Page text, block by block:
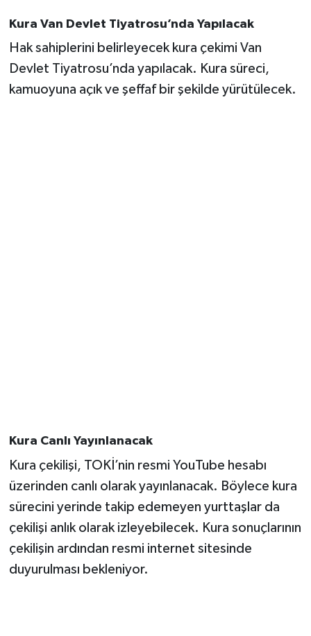
Kura Van Devlet Tiyatrosu’nda Yapılacak
Hak sahiplerini belirleyecek kura çekimi Van
Devlet Tiyatrosu’nda yapılacak. Kura süreci,
kamuoyuna açık ve şeffaf bir şekilde yürütülecek.
Kura Canlı Yayınlanacak
Kura çekilişi, TOKİ’nin resmi YouTube hesabı
üzerinden canlı olarak yayınlanacak. Böylece kura
sürecini yerinde takip edemeyen yurttaşlar da
çekilişi anlık olarak izleyebilecek. Kura sonuçlarının
çekilişin ardından resmi internet sitesinde
duyurulması bekleniyor.